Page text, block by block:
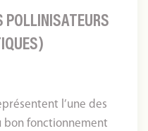
POLLINISATEURS
l’une des
bon fonctionnement